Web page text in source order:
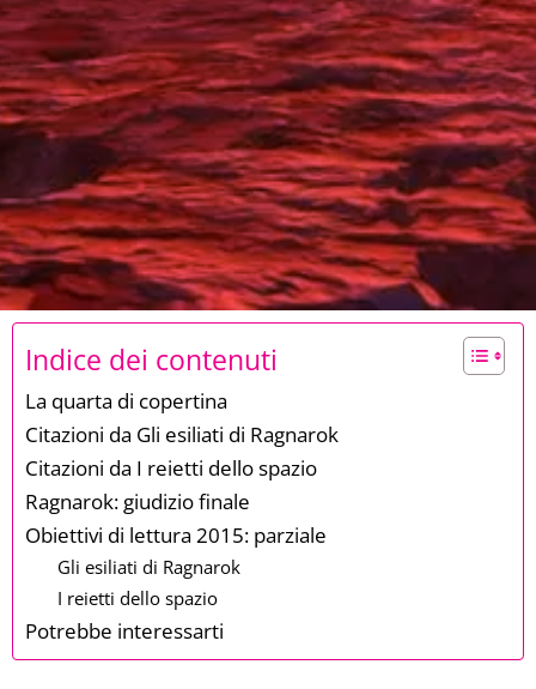
Indice dei contenuti
La quarta di copertina
Citazioni da Gli esiliati di Ragnarok
Citazioni da I reietti dello spazio
Ragnarok: giudizio finale
Obiettivi di lettura 2015: parziale
Gli esiliati di Ragnarok
I reietti dello spazio
Potrebbe interessarti